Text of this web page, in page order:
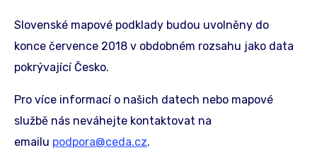
Slovenské mapové podklady budou uvolněny do
konce července 2018 v obdobném rozsahu jako data
pokrývající Česko.
Pro více informací o našich datech nebo mapové
službě nás neváhejte kontaktovat na
emailu podpora@ceda.cz.